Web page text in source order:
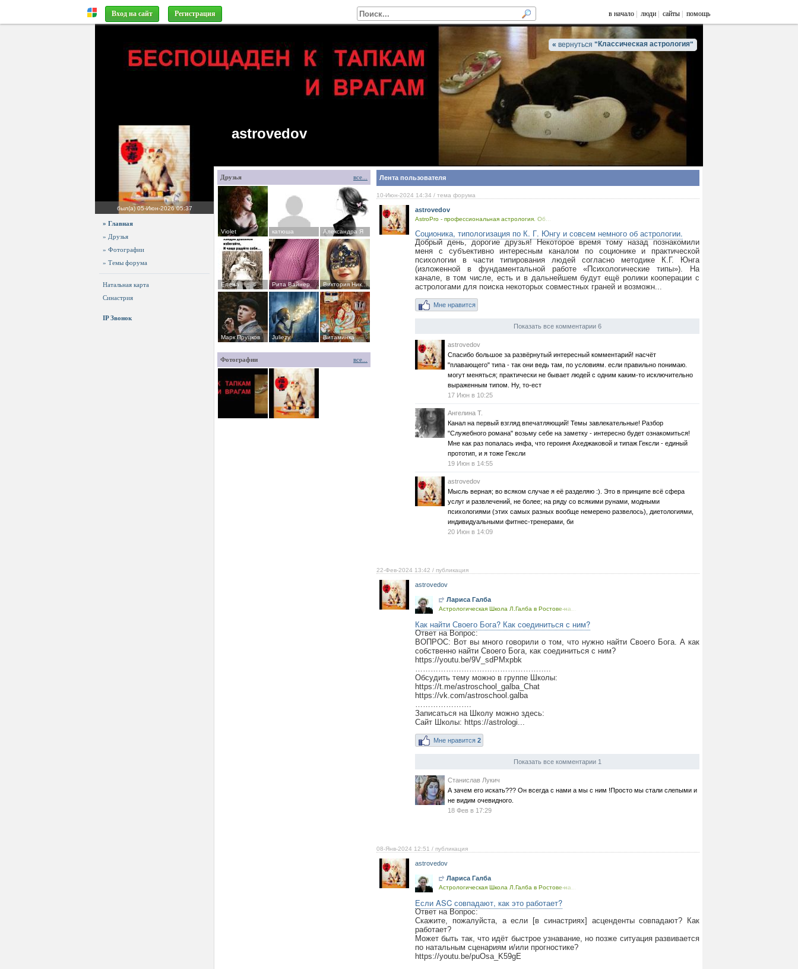
Вход на сайт Регистрация в начало люди сайты помощь
« вернуться " Классическая астрология"
astrovedov
был(а) 05-Июн-2026 05:37
» Главная
» Друзья
» Фотографии
» Темы форума
Натальная карта
Синастрия
IP Звонок
все...
Друзья
Violet катюша Александра Я
Елена Рита Вайнер Виктория Николаева
Марк Пруцков Juliezy Витаминка
все...
Фотографии
Лента пользователя
10-Июн-2024 14:34 / тема форума
astrovedov
AstroPro - профессиональная астрология. Об...
Соционика, типологизация по К. Г. Юнгу и совсем немного об астрологии.
Добрый день, дорогие друзья! Некоторое время тому назад познакомили
меня с субъективно интересным каналом по соционике и практической
психологии в части типирования людей согласно методике К.Г. Юнга
(изложенной в фундаментальной работе «Психологические типы»). На
канале, в том числе, есть и в дальнейшем будут ещё ролики кооперации с
астрологами для поиска некоторых совместных граней и возможн...
Мне нравится
Показать все комментарии 6
astrovedov
Спасибо большое за развёрнутый интересный комментарий! насчёт
"плавающего" типа - так они ведь там, по условиям. если правильно понимаю.
могут меняться; практически не бывает людей с одним каким-то исключительно
выраженным типом. Ну, то-ест
17 Июн в 10:25
Ангелина Т.
Канал на первый взгляд впечатляющий! Темы завлекательные! Разбор
"Служебного романа" возьму себе на заметку - интересно будет ознакомиться!
Мне как раз попалась инфа, что героиня Ахеджаковой и типаж Гексли - единый
прототип, и я тоже Гексли
19 Июн в 14:55
astrovedov
Мысль верная; во всяком случае я её разделяю :). Это в принципе всё сфера
услуг и развлечений, не более; на ряду со всякими рунами, модными
психологиями (этих самых разных вообще немерено развелось), диетологиями,
индивидуальными фитнес-тренерами, би
20 Июн в 14:09
22-Фев-2024 13:42 / публикация
astrovedov
Лариса Галба
Астрологическая Школа Л.Галба в Ростове-на...
Как найти Своего Бога? Как соединиться с ним?
Ответ на Вопрос:
ВОПРОС: Вот вы много говорили о том, что нужно найти Своего Бога. А как
собственно найти Своего Бога, как соединиться с ним?
https://youtu.be/9V_sdPMxpbk
……………………………………………..
Обсудить тему можно в группе Школы:
https://t.me/astroschool_galba_Chat
https://vk.com/astroschool.galba
………………….
Записаться на Школу можно здесь:
Сайт Школы: https://astrologi...
Мне нравится 2
Показать все комментарии 1
Станислав Лукич
А зачем его искать??? Он всегда с нами а мы с ним !Просто мы стали слепыми и
не видим очевидного.
18 Фев в 17:29
08-Янв-2024 12:51 / публикация
astrovedov
Лариса Галба
Астрологическая Школа Л.Галба в Ростове-на...
Если ASC совпадают, как это работает?
Ответ на Вопрос:
Скажите, пожалуйста, а если [в синастриях] асценденты совпадают? Как
работает?
Может быть так, что идёт быстрое узнавание, но позже ситуация развивается
по натальным сценариям и/или прогностике?
https://youtu.be/puOsa_K59gE